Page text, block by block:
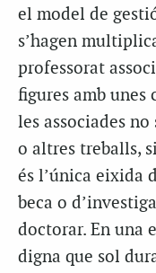
el model de
s’hagen
professorat
figures amb unes
les associades
o altres treballs,
és l’única eixida
beca o
doctorar. En una
digna que sol